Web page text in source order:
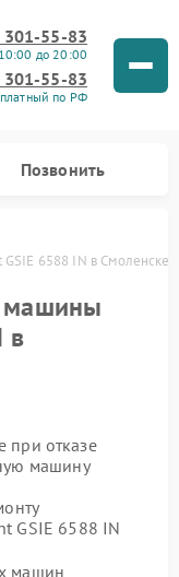
301-55-83
до 20:00
301-55-83
по РФ
Позвонить
6588 IN в Смоленске
машины
в
при отказе
машину
GSIE 6588 IN
машин